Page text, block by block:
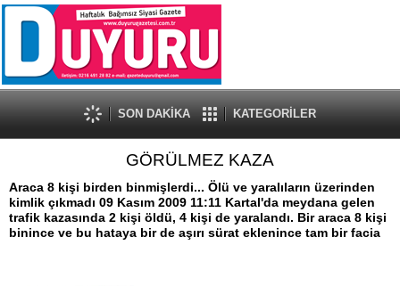
SON DAKİKA KATEGORİLER
GÖRÜLMEZ KAZA
Araca 8 kişi birden binmişlerdi... Ölü ve yaralıların üzerinden
kimlik çıkmadı 09 Kasım 2009 11:11 Kartal'da meydana gelen
trafik kazasında 2 kişi öldü, 4 kişi de yaralandı. Bir araca 8 kişi
binince ve bu hataya bir de aşırı sürat eklenince tam bir facia